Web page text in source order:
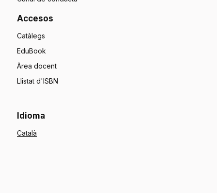
Accesos
Catàlegs
EduBook
Àrea docent
Llistat d'ISBN
Idioma